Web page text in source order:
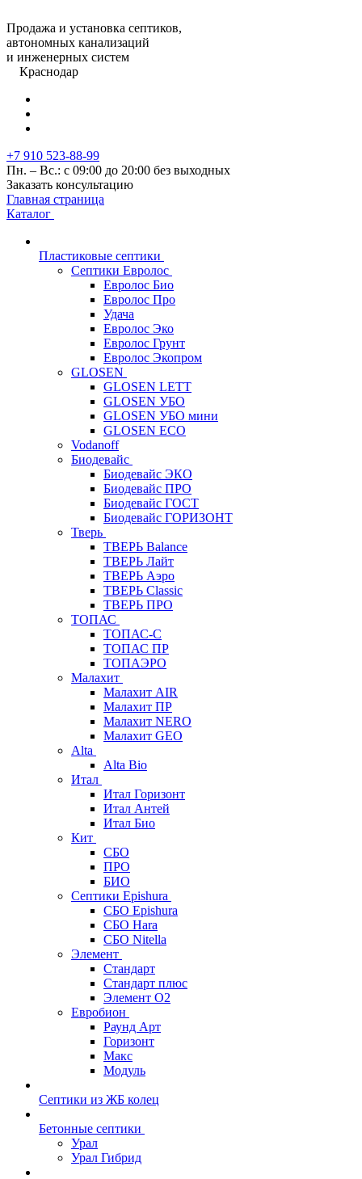
Продажа и установка септиков,
автономных канализаций
и инженерных систем
Краснодар
+7 910 523-88-99
Пн. – Вс.: с 09:00 до 20:00 без выходных
Заказать консультацию
Главная страница
Каталог
Пластиковые септики
Септики Евролос
Евролос Био
Евролос Про
Удача
Евролос Эко
Евролос Грунт
Евролос Экопром
GLOSEN
GLOSEN LETT
GLOSEN УБО
GLOSEN УБО мини
GLOSEN ECO
Vodanoff
Биодевайс
Биодевайс ЭКО
Биодевайс ПРО
Биодевайс ГОСТ
Биодевайс ГОРИЗОНТ
Тверь
ТВЕРЬ Balance
ТВЕРЬ Лайт
ТВЕРЬ Аэро
ТВЕРЬ Classic
ТВЕРЬ ПРО
ТОПАС
ТОПАС-С
ТОПАС ПР
ТОПАЭРО
Малахит
Малахит AIR
Малахит ПР
Малахит NERO
Малахит GEO
Alta
Alta Bio
Итал
Итал Горизонт
Итал Антей
Итал Био
Кит
СБО
ПРО
БИО
Септики Epishura
СБО Epishura
СБО Hara
СБО Nitella
Элемент
Стандарт
Стандарт плюс
Элемент О2
Евробион
Раунд Арт
Горизонт
Макс
Модуль
Септики из ЖБ колец
Бетонные септики
Урал
Урал Гибрид